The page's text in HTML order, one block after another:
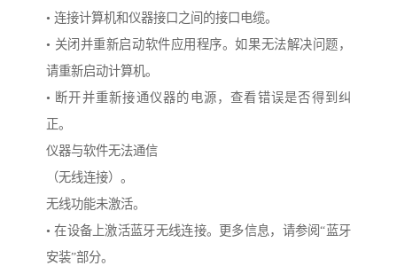
• 连接计算机和仪器接口之间的接口电缆。
• 关闭并重新启动软件应用程序。如果无法解决问题，
请重新启动计算机。
• 断开并重新接通仪器的电源，查看错误是否得到纠
正。
仪器与软件无法通信
（无线连接）。
无线功能未激活。
• 在设备上激活蓝牙无线连接。更多信息，请参阅“蓝牙
安装”部分。